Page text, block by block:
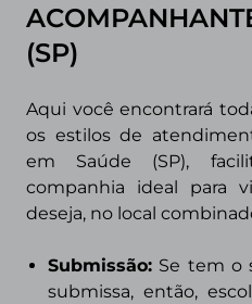
(SP)
Aqui você encontrará
os estilos de
em Saúde (SP),
companhia ideal para
deseja, no local
Submissão: Se tem o
submissa, então,